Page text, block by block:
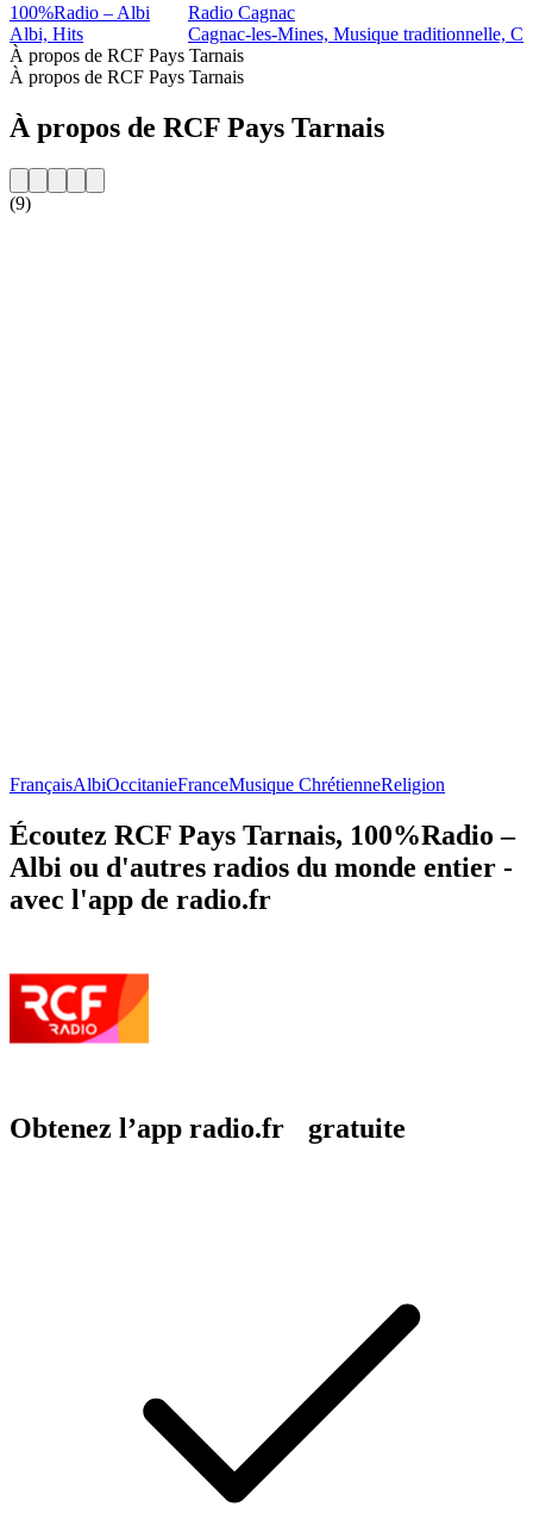
100%Radio – Albi
Albi, Hits
Radio Cagnac
Cagnac-les-Mines, Musique traditionnelle,
À propos de RCF Pays Tarnais
À propos de RCF Pays Tarnais
À propos de RCF Pays Tarnais
(9)
FrançaisAlbiOccitanieFranceMusique ChrétienneReligion
Écoutez RCF Pays Tarnais, 100%Radio –
Albi ou d'autres radios du monde entier -
avec l'app de radio.fr
Obtenez l’app radio.fr gratuite